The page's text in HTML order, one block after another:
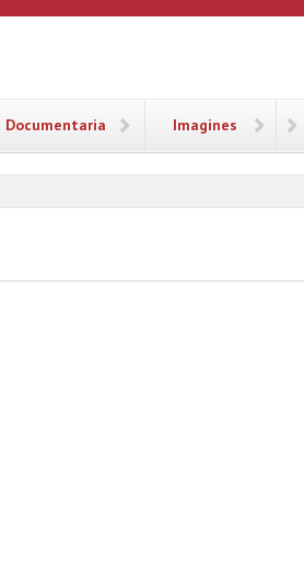
Documentaria Imagines